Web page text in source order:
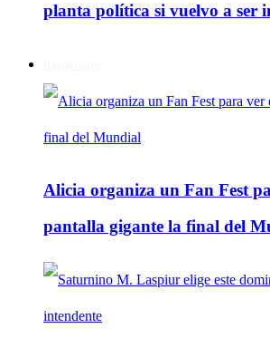
planta política si vuelvo a ser
Alicia organiza un Fan Fest
pantalla gigante la final del